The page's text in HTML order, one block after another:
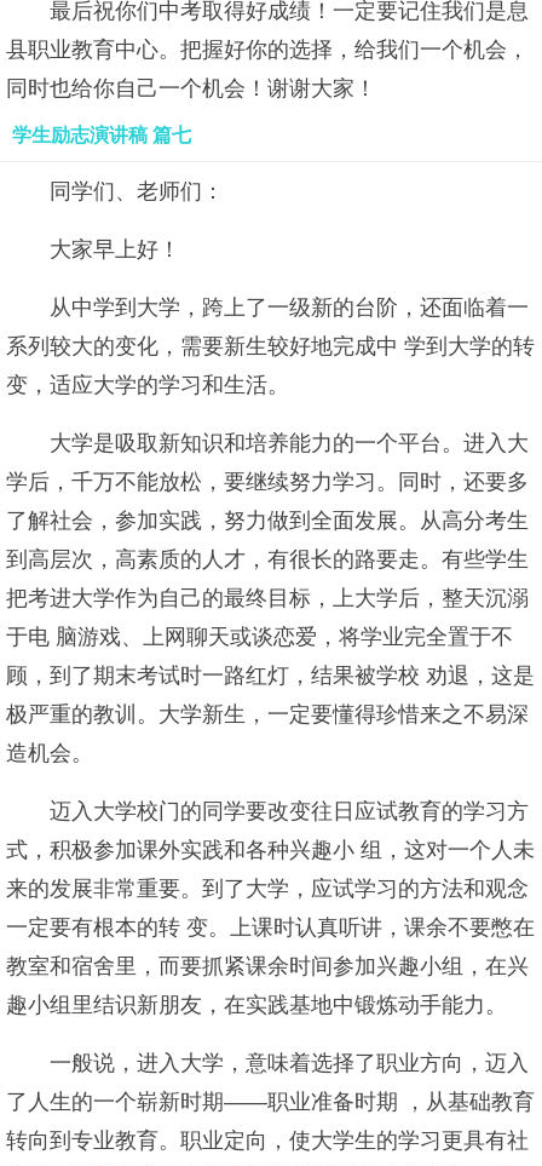
最后祝你们中考取得好成绩！一定要记住我们是息
县职业教育中心。把握好你的选择，给我们一个机会，
同时也给你自己一个机会！谢谢大家！
学生励志演讲稿 篇七
同学们、老师们：
大家早上好！
从中学到大学，跨上了一级新的台阶，还面临着一
系列较大的变化，需要新生较好地完成中 学到大学的转
变，适应大学的学习和生活。
大学是吸取新知识和培养能力的一个平台。进入大
学后，千万不能放松，要继续努力学习。同时，还要多
了解社会，参加实践，努力做到全面发展。从高分考生
到高层次，高素质的人才，有很长的路要走。有些学生
把考进大学作为自己的最终目标，上大学后，整天沉溺
于电 脑游戏、上网聊天或谈恋爱，将学业完全置于不
顾，到了期末考试时一路红灯，结果被学校 劝退，这是
极严重的教训。大学新生，一定要懂得珍惜来之不易深
造机会。
迈入大学校门的同学要改变往日应试教育的学习方
式，积极参加课外实践和各种兴趣小 组，这对一个人未
来的发展非常重要。到了大学，应试学习的方法和观念
一定要有根本的转 变。上课时认真听讲，课余不要憋在
教室和宿舍里，而要抓紧课余时间参加兴趣小组，在兴
趣小组里结识新朋友，在实践基地中锻炼动手能力。
一般说，进入大学，意味着选择了职业方向，迈入
了人生的一个崭新时期——职业准备时期 ，从基础教育
转向到专业教育。职业定向，使大学生的学习更具有社